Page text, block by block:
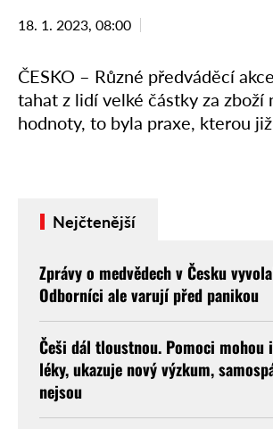
18. 1. 2023, 08:00
ČESKO – Různé předváděcí
tahat z lidí velké částky za zboží
hodnoty, to byla praxe, kterou
Nejčtenější
Zprávy o medvědech v Česku
Odborníci ale varují před panikou
Češi dál tloustnou. Pomoci mohou
léky, ukazuje nový výzkum,
nejsou